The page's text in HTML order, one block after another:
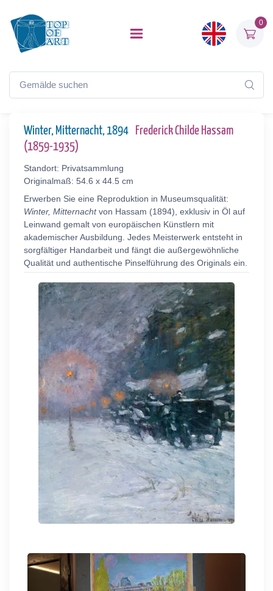
0
Winter, Mitternacht, 1894
Frederick Childe Hassam
(1859-1935)
Standort: Privatsammlung
Originalmaß: 54.6 x 44.5 cm
Erwerben Sie eine Reproduktion in Museumsqualität:
Winter, Mitternachtvon Hassam (1894), exklusiv in Öl auf
Leinwand gemalt von europäischen Künstlern mit
akademischer Ausbildung. Jedes Meisterwerk entsteht in
sorgfältiger Handarbeit und fängt die außergewöhnliche
Qualität und authentische Pinselführung des Originals ein.